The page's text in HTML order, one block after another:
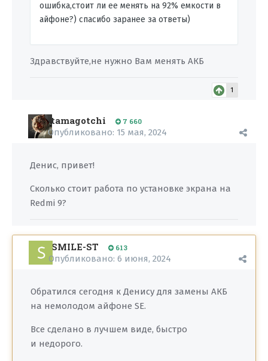
ошибка,стоит ли ее менять на 92% емкости в
айфоне?) спасибо заранее за ответы)
Здравствуйте,не нужно Вам менять АКБ
1
tamagotchi 7 660
Опубликовано: 15 мая, 2024
Денис, привет!
Сколько стоит работа по установке экрана на
Redmi 9?
SMILE-ST 613
Опубликовано: 6 июня, 2024
Обратился сегодня к Денису для замены АКБ
на немолодом айфоне SE.
Все сделано в лучшем виде, быстро
и недорого.